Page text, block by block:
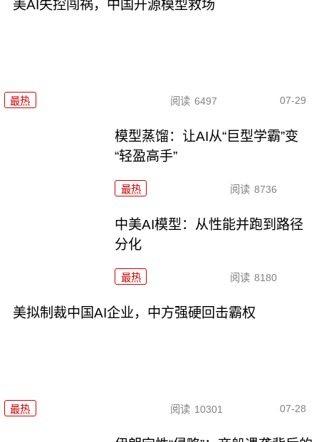
美AI失控闯祸，中国开源模型救场
最热 阅读 6497 07-29
模型蒸馏：让AI从“巨型学霸”变
“轻盈高手”
最热 阅读 8736
中美AI模型：从性能并跑到路径
分化
最热 阅读 8180
美拟制裁中国AI企业，中方强硬回击霸权
最热 阅读 10301 07-28